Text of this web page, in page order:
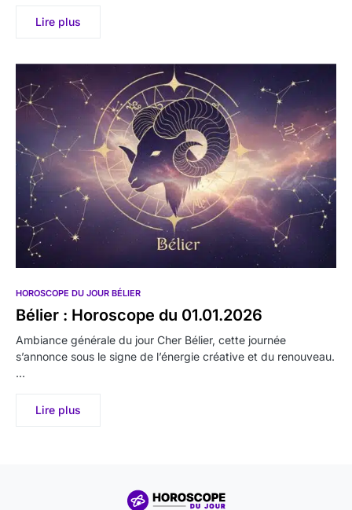
Lire plus
HOROSCOPE DU JOUR BÉLIER
Bélier : Horoscope du 01.01.2026
Ambiance générale du jour Cher Bélier, cette journée
s’annonce sous le signe de l’énergie créative et du renouveau.
…
Lire plus